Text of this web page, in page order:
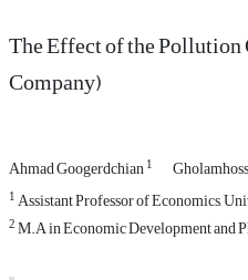
The Effect of the
Company)
Ahmad Googerdchian1
1Assistant Professor of Economics,
2M.A in Economic Development and